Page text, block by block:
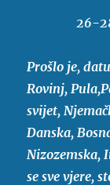
26-
Prošlo je,
Rovinj,
svijet,
Danska,
Nizozemska,
se sve vjere,